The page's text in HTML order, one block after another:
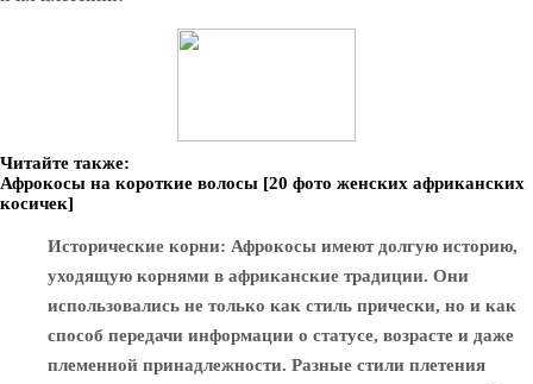
Читайте также:
Афрокосы на короткие волосы [20 фото женских африканских
косичек]
Исторические корни: Афрокосы имеют долгую историю,
уходящую корнями в африканские традиции. Они
использовались не только как стиль прически, но и как
способ передачи информации о статусе, возрасте и даже
племенной принадлежности. Разные стили плетения